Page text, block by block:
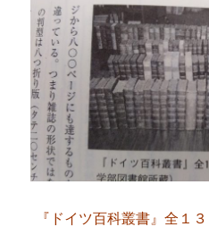
『ドイツ百科叢書』全１